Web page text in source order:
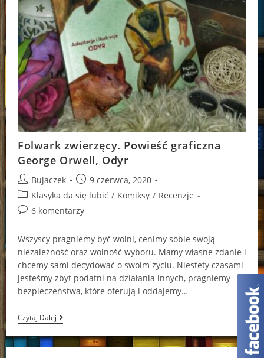
Folwark zwierzęcy. Powieść graficzna
George Orwell, Odyr
Post
author:
Bujaczek
Post
published:
9 czerwca, 2020
Post
category:
Klasyka da się lubić / Komiksy / Recenzje
Post6 komentarzy
Wszyscy pragniemy być wolni, cenimy sobie swoją
niezależność oraz wolność wyboru. Mamy własne zdanie i
chcemy sami decydować o swoim życiu. Niestety czasami
jesteśmy zbyt podatni na działania innych, pragniemy
bezpieczeństwa, które oferują i oddajemy…
Czytaj DalejFolwark
Zwierzęcy.
Powieść
Graficzna